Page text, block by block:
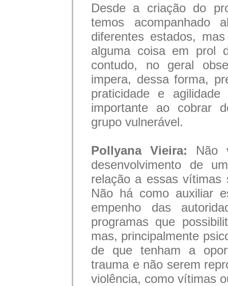
Desde a criação do
temos acompanhado
diferentes estados,
alguma coisa em prol
contudo, no geral
impera, dessa forma,
praticidade e
importante ao cobrar
grupo vulnerável.
Pollyana Vieira: Não
desenvolvimento de
relação a essas vítimas
Não há como auxiliar
empenho das
programas que
mas, principalmente
de que tenham a
trauma e não serem
violência, como vítimas